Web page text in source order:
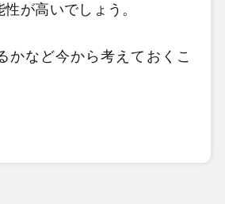
が高いでしょう。
かなど今から考えておくこ